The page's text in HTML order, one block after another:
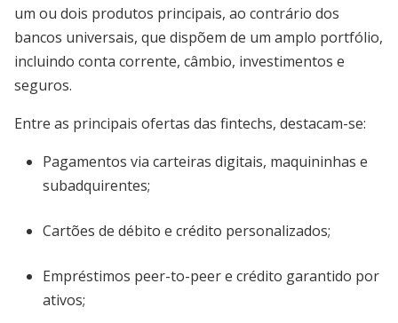
um ou dois produtos principais, ao contrário dos
bancos universais, que dispõem de um amplo portfólio,
incluindo conta corrente, câmbio, investimentos e
seguros.
Entre as principais ofertas das fintechs, destacam-se:
Pagamentos via carteiras digitais, maquininhas e
subadquirentes;
Cartões de débito e crédito personalizados;
Empréstimos peer-to-peer e crédito garantido por
ativos;